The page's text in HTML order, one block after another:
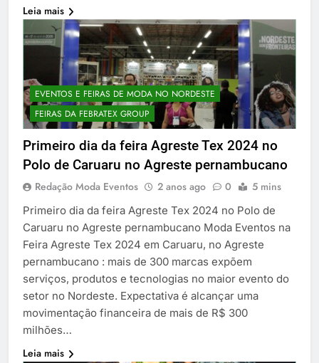
Leia mais
EVENTOS E FEIRAS DE MODA NO NORDESTE
FEIRAS DA FEBRATEX GROUP
Primeiro dia da feira Agreste Tex 2024 no
Polo de Caruaru no Agreste pernambucano
Redação Moda Eventos 2 anos ago 0 5 mins
Primeiro dia da feira Agreste Tex 2024 no Polo de
Caruaru no Agreste pernambucano Moda Eventos na
Feira Agreste Tex 2024 em Caruaru, no Agreste
pernambucano : mais de 300 marcas expõem
serviços, produtos e tecnologias no maior evento do
setor no Nordeste. Expectativa é alcançar uma
movimentação financeira de mais de R$ 300
milhões…
Leia mais